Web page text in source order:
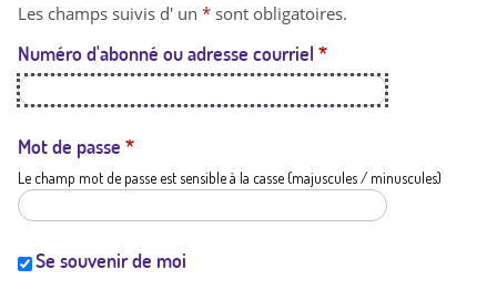
t
a
t
i
Les champs suivis d' un * sont obligatoires.
Numéro d'abonné ou adresse courriel *
Mot de passe *
Le champ mot de passe est sensible à la casse (majuscules / minuscules)
Se souvenir de moi